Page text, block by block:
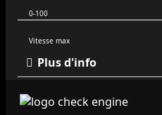
0-100
Vitesse max
Plus d'info